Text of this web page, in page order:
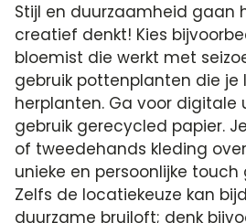
Stijl en duurzaamheid gaan
creatief denkt! Kies
bloemist die werkt met
gebruik pottenplanten die je
herplanten. Ga voor digitale
gebruik gerecycled papier.
of tweedehands kleding
unieke en persoonlijke
Zelfs de locatiekeuze kan
duurzame bruiloft; denk